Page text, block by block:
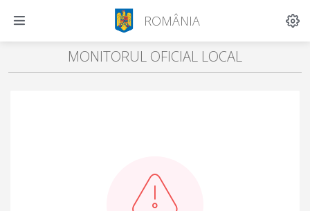
ROMÂNIA
MONITORUL OFICIAL LOCAL